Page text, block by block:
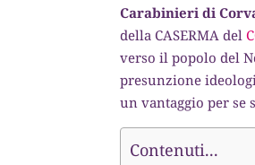
Carabinieri di
della CASERMA del
verso il popolo del
presunzione
un vantaggio per se
Contenuti...